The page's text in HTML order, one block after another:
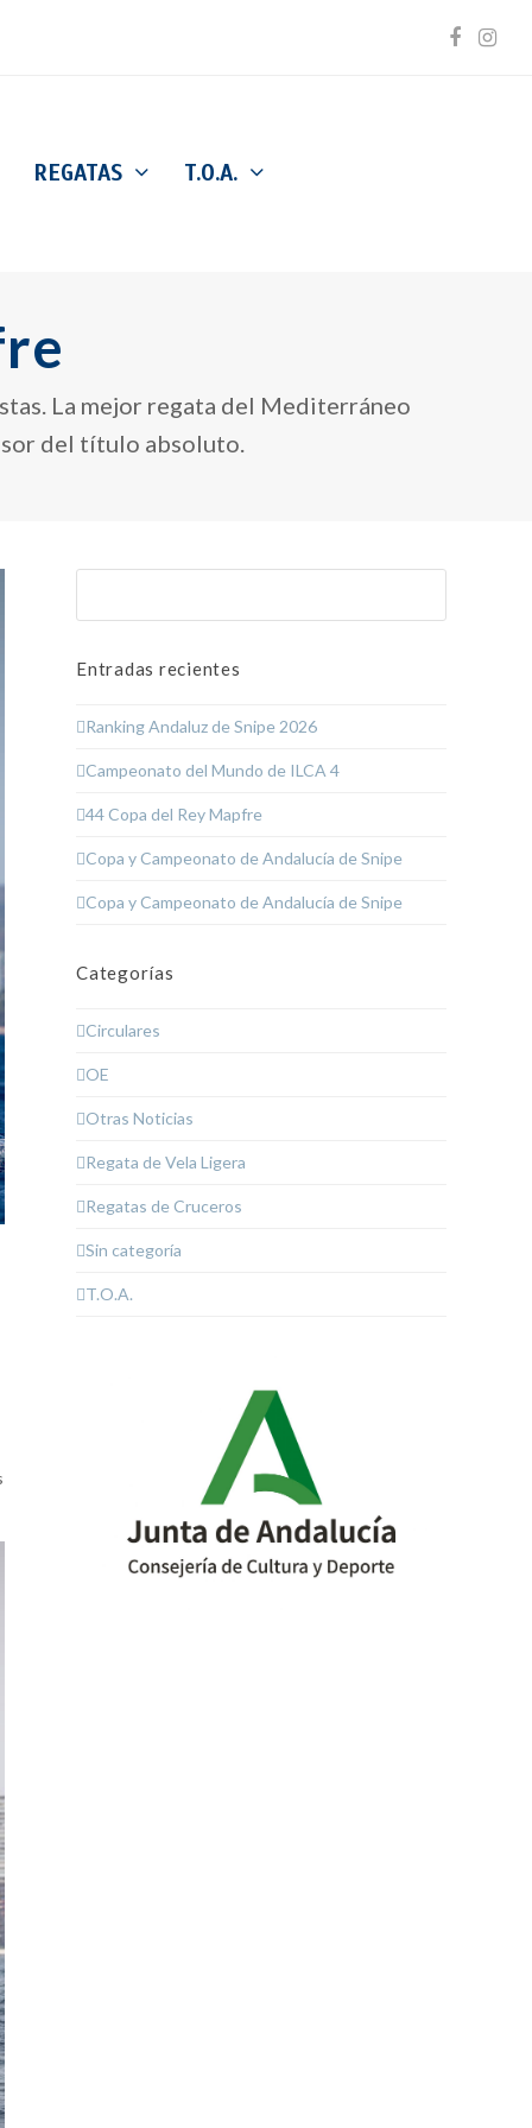
REGATAS T.O.A.
La mejor regata del Mediterráneo
del título absoluto.
Entradas recientes
Ranking Andaluz de Snipe 2026
Campeonato del Mundo de ILCA 4
44 Copa del Rey Mapfre
Copa y Campeonato de Andalucía de Snipe
Copa y Campeonato de Andalucía de Snipe
Categorías
Circulares
OE
Otras Noticias
Regata de Vela Ligera
Regatas de Cruceros
Sin categoría
T.O.A.